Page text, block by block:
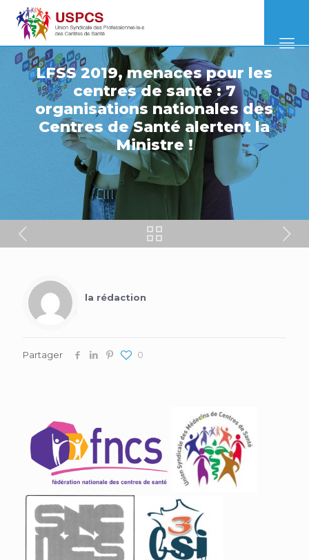
LFSS 2019, menaces pour les
centres de santé : 7
organisations nationales des
Centres de Santé alertent la
Ministre !
Partager 0
la rédaction